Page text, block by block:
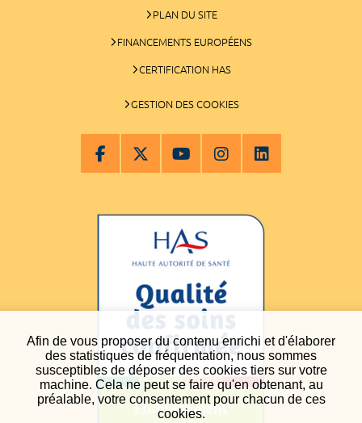
Afin de vous proposer du contenu enrichi et d'élaborer
des statistiques de fréquentation, nous sommes
susceptibles de déposer des cookies tiers sur votre
machine. Cela ne peut se faire qu'en obtenant, au
préalable, votre consentement pour chacun de ces
cookies.
PLAN DU SITE
FINANCEMENTS EUROPÉENS
CERTIFICATION HAS
GESTION DES COOKIES